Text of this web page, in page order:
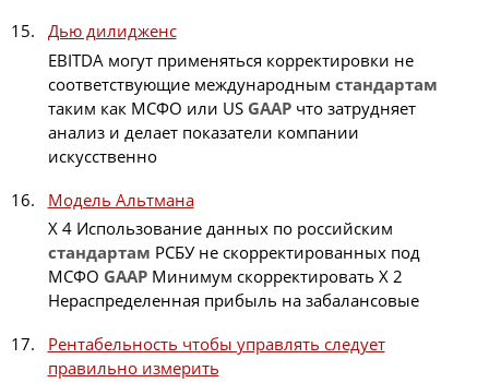
Дью дилидженс
EBITDA могут применяться корректировки не
соответствующие международным стандартам
таким как МСФО или US GAAPчто затрудняет
анализ и делает показатели компании
искусственно
Модель Альтмана
X 4 Использование данных по российским
стандартам РСБУ не скорректированных под
МСФО GAAPМинимум скорректировать X 2
Нераспределенная прибыль на забалансовые
Рентабельность чтобы управлять следует
правильно измерить